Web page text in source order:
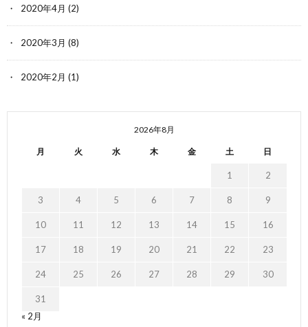
2020年4月 (2)
2020年3月 (8)
2020年2月 (1)
2026年8月
月 火 水 木 金 土 日
1 2
3 4 5 6 7 8 9
10 11 12 13 14 15 16
17 18 19 20 21 22 23
24 25 26 27 28 29 30
31
« 2月